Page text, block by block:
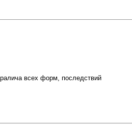
всех форм, последствий